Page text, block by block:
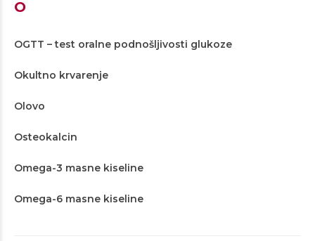
O
OGTT – test oralne podnošljivosti glukoze
Okultno krvarenje
Olovo
Osteokalcin
Omega-3 masne kiseline
Omega-6 masne kiseline